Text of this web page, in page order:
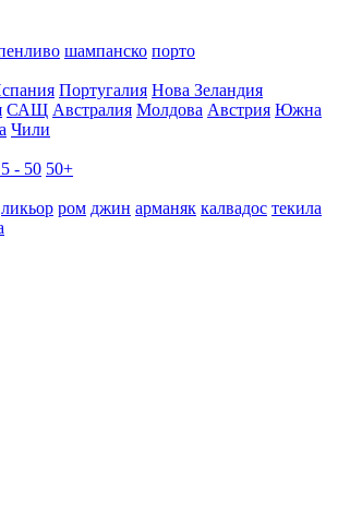
шампанско порто
Португалия Нова Зеландия
САЩ Австралия Молдова Австрия Южна
Чили
- 50 50+
ликьор ром джин арманяк калвадос текила